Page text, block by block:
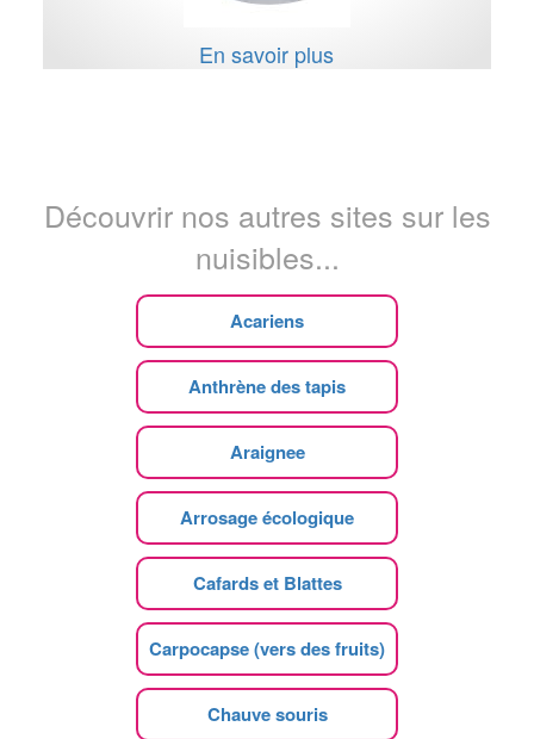
En savoir plus
Découvrir nos autres sites sur les
nuisibles...
Acariens
Anthrène des tapis
Araignee
Arrosage écologique
Cafards et Blattes
Carpocapse (vers des fruits)
Chauve souris